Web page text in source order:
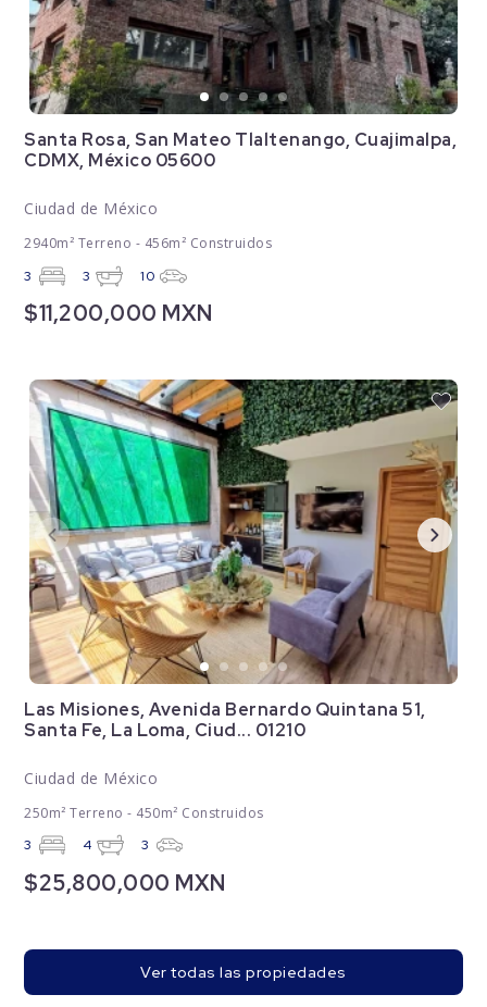
Santa Rosa, San Mateo Tlaltenango, Cuajimalpa,
CDMX, México 05600
Ciudad de México
2940m² Terreno - 456m² Construidos
3 3 10
$11,200,000 MXN
Las Misiones, Avenida Bernardo Quintana 51,
Santa Fe, La Loma, Ciud... 01210
Ciudad de México
250m² Terreno - 450m² Construidos
3 4 3
$25,800,000 MXN
Ver todas las propiedades